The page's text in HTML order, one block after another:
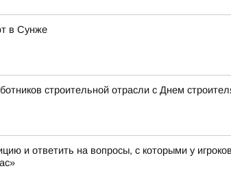
в Сунже
строительной отрасли с Днем
и ответить на вопросы, с которыми у